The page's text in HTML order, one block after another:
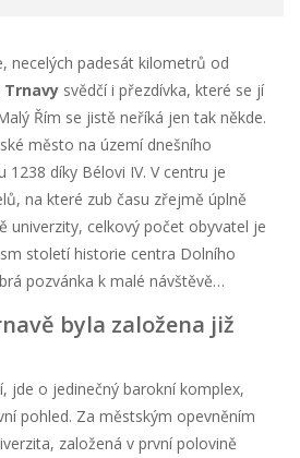
necelých padesát kilometrů od
Trnavy svědčí i přezdívka, které se jí
Řím se jistě neříká jen tak někde.
město na území dnešního
1238 díky Bélovi IV. V centru je
na které zub času zřejmě úplně
univerzity, celkový počet obyvatel je
století historie centra Dolního
pozvánka k malé návštěvě…
byla založena již
jde o jedinečný barokní komplex,
pohled. Za městským opevněním
založená v první polovině